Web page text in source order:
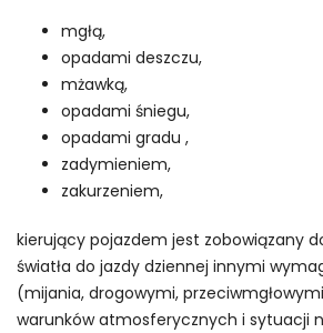
mgłą,
opadami deszczu,
mżawką,
opadami śniegu,
opadami gradu ,
zadymieniem,
zakurzeniem,
kierujący pojazdem jest zobowiązany
światła do jazdy dziennej innymi
(mijania, drogowymi,
warunków atmosferycznych i sytuacji